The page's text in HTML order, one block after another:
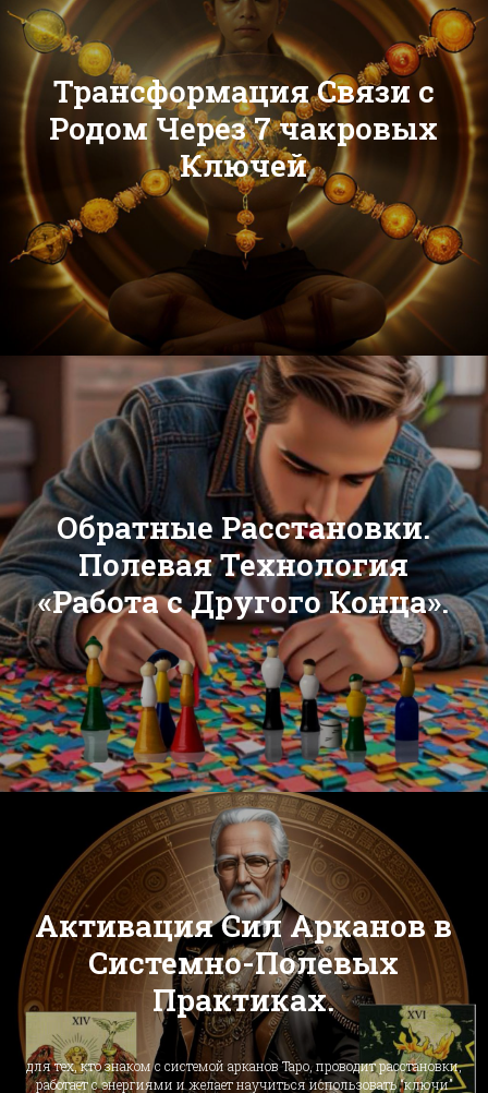
Трансформация Связи с
Родом Через 7 чакровых
Ключей
Обратные Расстановки.
Полевая Технология
«Работа с Другого Конца».
Активация Сил Арканов в
Системно-Полевых
Практиках.
для тех, кто знаком с системой арканов Таро, проводит расстановки,
работает с энергиями и желает научиться использовать “ключи”